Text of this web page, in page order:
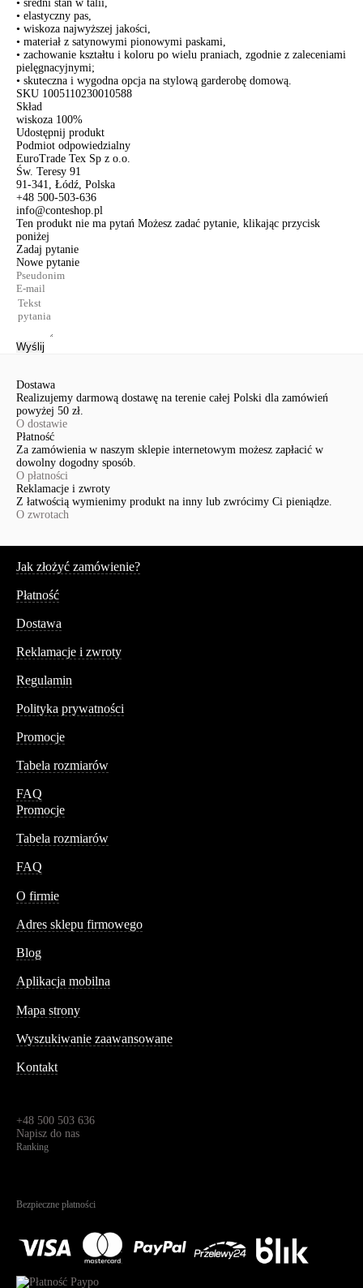
• średni stan w talii,
• elastyczny pas,
• wiskoza najwyższej jakości,
• materiał z satynowymi pionowymi paskami,
• zachowanie kształtu i koloru po wielu praniach, zgodnie z zaleceniami
pielęgnacyjnymi;
• skuteczna i wygodna opcja na stylową garderobę domową.
SKU 1005110230010588
Skład
wiskoza 100%
Udostępnij produkt
Podmiot odpowiedzialny
EuroTrade Tex Sp z o.o.
Św. Teresy 91
91-341, Łódź, Polska
+48 500-503-636
info@conteshop.pl
Ten produkt nie ma pytań Możesz zadać pytanie, klikając przycisk
poniżej
Zadaj pytanie
Nowe pytanie
Wyślij
Dostawa
Realizujemy darmową dostawę na terenie całej Polski dla zamówień
powyżej 50 zł.
O dostawie
Płatność
Za zamówienia w naszym sklepie internetowym możesz zapłacić w
dowolny dogodny sposób.
O płatności
Reklamacje i zwroty
Z łatwością wymienimy produkt na inny lub zwrócimy Ci pieniądze.
O zwrotach
Jak złożyć zamówienie?
Płatność
Dostawa
Reklamacje i zwroty
Regulamin
Polityka prywatności
Promocje
Tabela rozmiarów
FAQ
Promocje
Tabela rozmiarów
FAQ
O firmie
Adres sklepu firmowego
Blog
Aplikacja mobilna
Mapa strony
Wyszukiwanie zaawansowane
Kontakt
+48 500 503 636
Napisz do nas
Ranking
Bezpieczne płatności